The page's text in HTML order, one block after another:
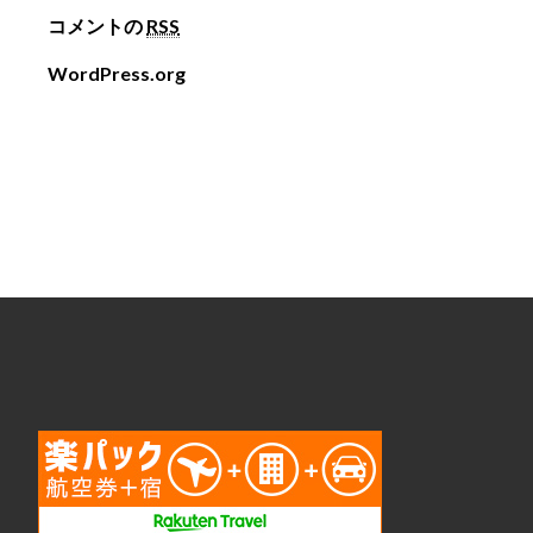
コメントの RSS
WordPress.org